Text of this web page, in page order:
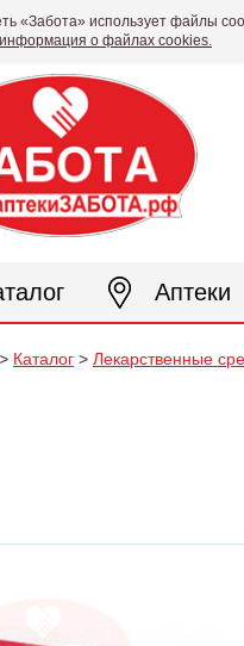
«Забота» использует файлы
о файлах cookies.
Аптеки
> Каталог > Лекарственные